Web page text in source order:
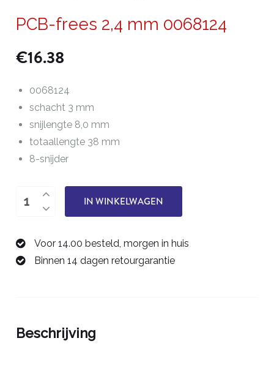
PCB-frees 2,4 mm 0068124
€16.38
0068124
schacht 3 mm
snijlengte 8,0 mm
totaallengte 38 mm
8-snijder
mm
0068124
IN WINKELWAGEN
Voor 14.00 besteld, morgen in huis
Binnen 14 dagen retourgarantie
Beschrijving